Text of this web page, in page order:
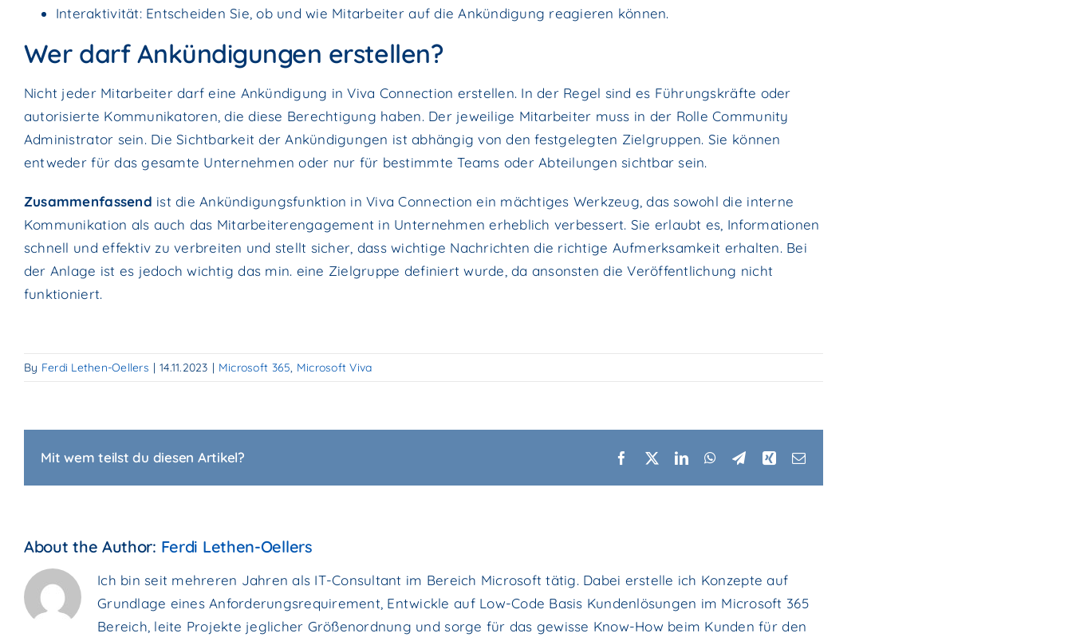
Interaktivität: Entscheiden Sie, ob und wie Mitarbeiter auf die Ankündigung reagieren können.
Wer darf Ankündigungen erstellen?
Nicht jeder Mitarbeiter darf eine Ankündigung in Viva Connection erstellen. In der Regel sind es Führungskräfte oder
autorisierte Kommunikatoren, die diese Berechtigung haben. Der jeweilige Mitarbeiter muss in der Rolle Community
Administrator sein. Die Sichtbarkeit der Ankündigungen ist abhängig von den festgelegten Zielgruppen. Sie können
entweder für das gesamte Unternehmen oder nur für bestimmte Teams oder Abteilungen sichtbar sein.
Zusammenfassend ist die Ankündigungsfunktion in Viva Connection ein mächtiges Werkzeug, das sowohl die interne
Kommunikation als auch das Mitarbeiterengagement in Unternehmen erheblich verbessert. Sie erlaubt es, Informationen
schnell und effektiv zu verbreiten und stellt sicher, dass wichtige Nachrichten die richtige Aufmerksamkeit erhalten. Bei
der Anlage ist es jedoch wichtig das min. eine Zielgruppe definiert wurde, da ansonsten die Veröffentlichung nicht
funktioniert.
By Ferdi Lethen-Oellers | 14.11.2023 | Microsoft 365, Microsoft Viva
Mit wem teilst du diesen Artikel? Facebook
X LinkedInWhatsApp
Telegram
XingEmail
About the Author: Ferdi Lethen-Oellers
Ich bin seit mehreren Jahren als IT-Consultant im Bereich Microsoft tätig. Dabei erstelle ich Konzepte auf
Grundlage eines Anforderungsrequirement, Entwickle auf Low-Code Basis Kundenlösungen im Microsoft 365
Bereich, leite Projekte jeglicher Größenordnung und sorge für das gewisse Know-How beim Kunden für den